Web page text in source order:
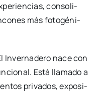
con­so­li­
más foto­gé­ni­
Inver­na­de­ro nace con
Está lla­ma­do a
pri­va­dos, expo­si­